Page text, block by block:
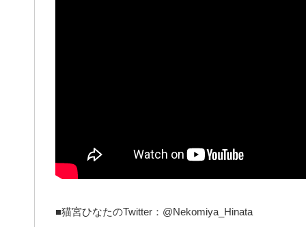
■猫宮ひなたのTwitter：@Nekomiya_Hinata